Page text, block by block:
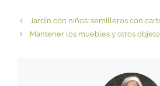
Jardín con niños: semilleros con
Mantener los muebles y otros